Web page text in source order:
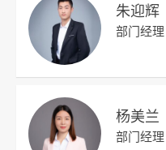
朱迎辉
部门经理
杨美兰
部门经理